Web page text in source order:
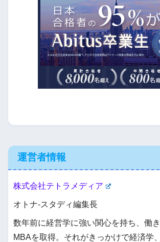
運営者情報
株式会社テトラメディア
オトナ-スタディ編集長
数年前に経営学に強い関心を持ち、働
MBAを取得。それがきっかけで経済学